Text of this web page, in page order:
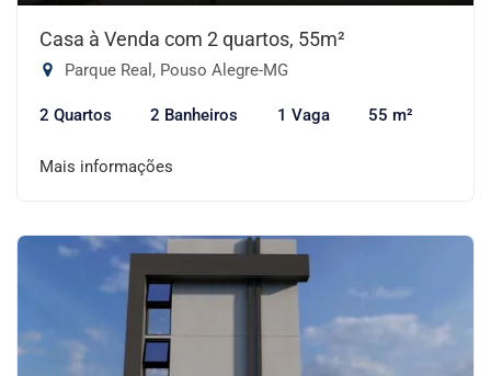
Casa à Venda com 2 quartos, 55m²
Parque Real, Pouso Alegre-MG
2 Quartos 2 Banheiros 1 Vaga 55 m²
Mais informações